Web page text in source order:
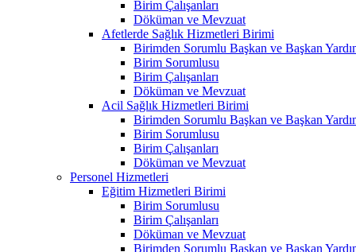
Birim Çalışanları
Döküman ve Mevzuat
Afetlerde Sağlık Hizmetleri Birimi
Birimden Sorumlu Başkan ve Başkan
Birim Sorumlusu
Birim Çalışanları
Döküman ve Mevzuat
Acil Sağlık Hizmetleri Birimi
Birimden Sorumlu Başkan ve Başkan
Birim Sorumlusu
Birim Çalışanları
Döküman ve Mevzuat
Personel Hizmetleri
Eğitim Hizmetleri Birimi
Birim Sorumlusu
Birim Çalışanları
Döküman ve Mevzuat
Birimden Sorumlu Başkan ve Başkan